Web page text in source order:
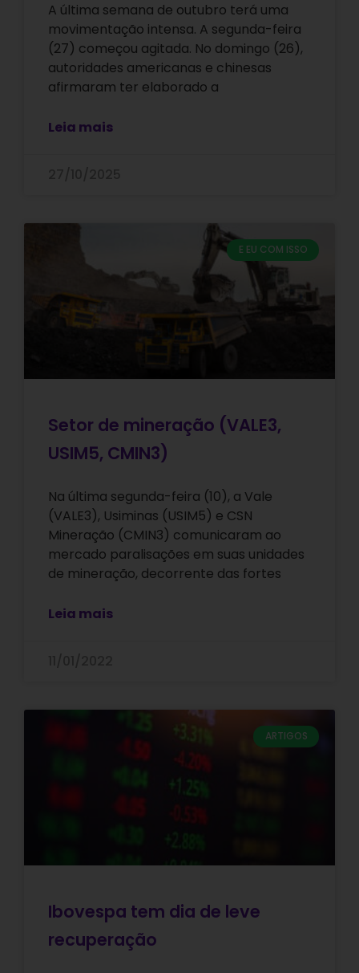
A última semana de outubro terá uma
movimentação intensa. A segunda-feira
(27) começou agitada. No domingo (26),
autoridades americanas e chinesas
afirmaram ter elaborado a
Leia mais
E EU COM ISSO
Setor de mineração (VALE3,
USIM5, CMIN3)
Na última segunda-feira (10), a Vale
(VALE3), Usiminas (USIM5) e CSN
Mineração (CMIN3) comunicaram ao
mercado paralisações em suas unidades
de mineração, decorrente das fortes
Leia mais
ARTIGOS
Ibovespa tem dia de leve
recuperação